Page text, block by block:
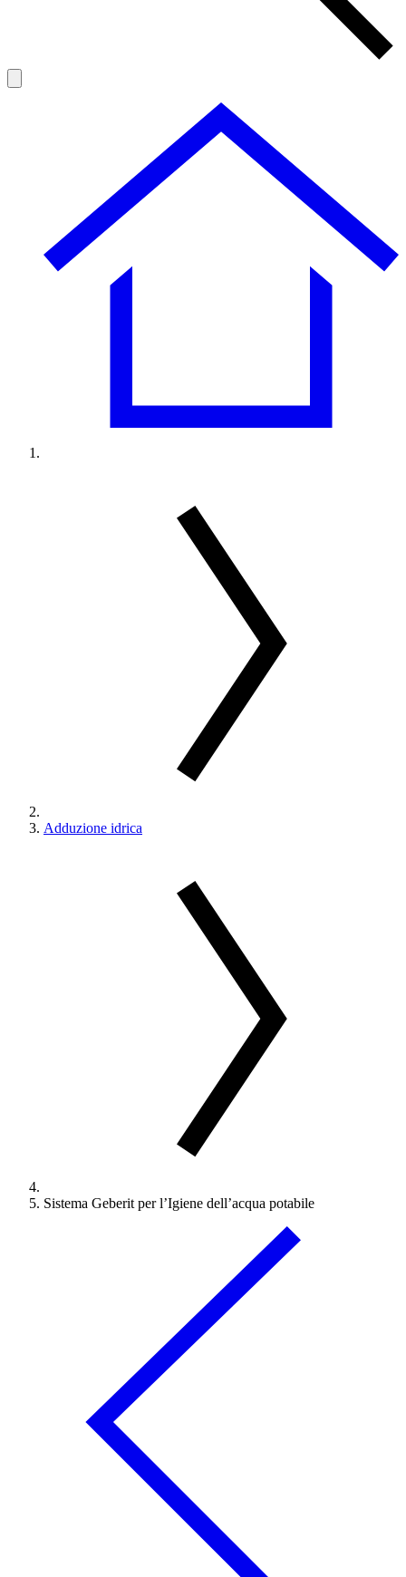
Adduzione idrica
Sistema Geberit per l’Igiene dell’acqua potabile